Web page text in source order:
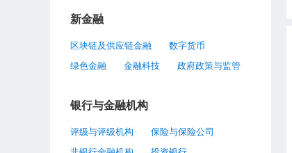
新金融
区块链及供应链金融
数字货币
绿色金融
金融科技 政府政策与监管
银行与金融机构
评级与评级机构
保险与保险公司